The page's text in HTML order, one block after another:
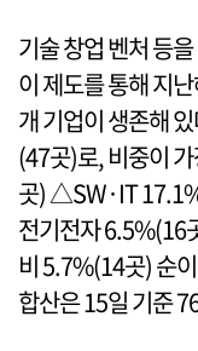
기술 창업 벤처 등
이 제도를 통해 지
개 기업이 생존해
(47곳)로, 비중이
곳) △SW·IT
전기전자
비 5.7%(14곳) 순
합산은 15일 기준